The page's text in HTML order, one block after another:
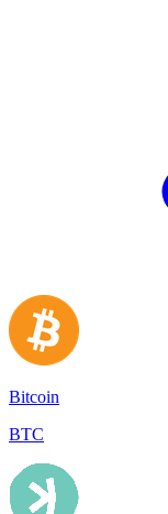
Bitcoin
BTC